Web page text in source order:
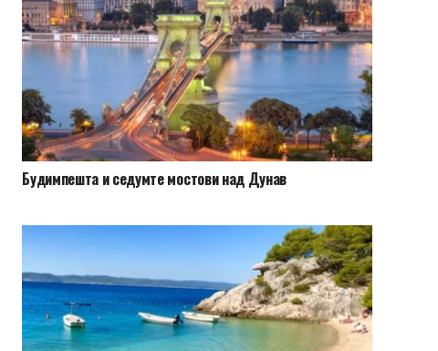
Будимпешта и седумте мостови над Дунав